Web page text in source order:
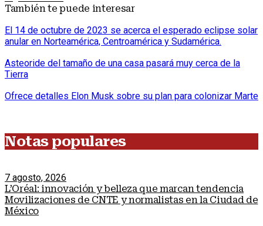
También te puede interesar
El 14 de octubre de 2023 se acerca el esperado eclipse solar
anular en Norteamérica, Centroamérica y Sudamérica.
Asteoride del tamaño de una casa pasará muy cerca de la
Tierra
Ofrece detalles Elon Musk sobre su plan para colonizar Marte
Notas populares
7 agosto, 2026
L’Oréal: innovación y belleza que marcan tendencia
Movilizaciones de CNTE y normalistas en la Ciudad de
México